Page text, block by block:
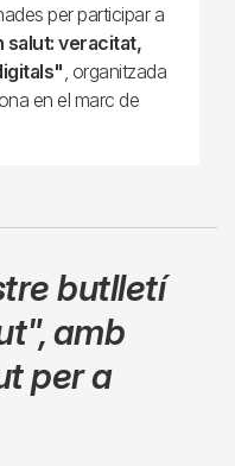
per participar a
salut: veracitat,
, organitzada
en el marc de
butlletí
,amb
per a